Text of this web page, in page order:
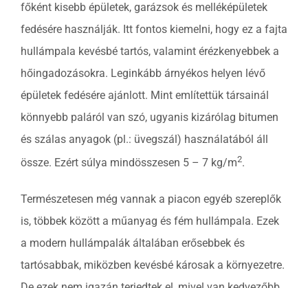
főként kisebb épületek, garázsok és melléképületek
fedésére használják. Itt fontos kiemelni, hogy ez a fajta
hullámpala kevésbé tartós, valamint érézkenyebbek a
hőingadozásokra. Leginkább árnyékos helyen lévő
épületek fedésére ajánlott. Mint említettük társainál
könnyebb paláról van szó, ugyanis kizárólag bitumen
és szálas anyagok (pl.: üvegszál) használatából áll
össze. Ezért súlya mindösszesen 5 – 7 kg/m2.
Természetesen még vannak a piacon egyéb szereplők
is, többek között a műanyag és fém hullámpala. Ezek
a modern hullámpalák általában erősebbek és
tartósabbak, miközben kevésbé károsak a környezetre.